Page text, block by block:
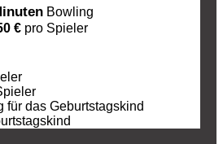
Bowling
€pro Spieler
für das Geburtstagskind